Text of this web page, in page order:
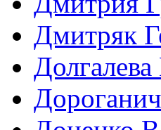
Дмитряк
Долгалева